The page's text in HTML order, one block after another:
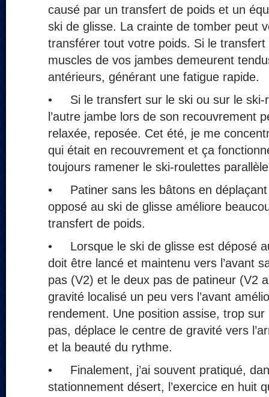
causé par un transfert de poids et un
ski de glisse. La crainte de tomber peut
transférer tout votre poids. Si le
muscles de vos jambes demeurent
antérieurs, générant une fatigue rapide.
• Si le transfert sur le ski ou sur le ski-
l’autre jambe lors de son recouvrement
relaxée, reposée. Cet été, je me
qui était en recouvrement et ça
toujours ramener le ski-roulettes
• Patiner sans les bâtons en déplaçant
opposé au ski de glisse améliore
transfert de poids.
• Lorsque le ski de glisse est déposé
doit être lancé et maintenu vers l’avant
pas (V2) et le deux pas de patineur (V2
gravité localisé un peu vers l’avant
rendement. Une position assise, trop
pas, déplace le centre de gravité vers
et la beauté du rythme.
• Finalement, j’ai souvent pratiqué,
stationnement désert, l’exercice en huit